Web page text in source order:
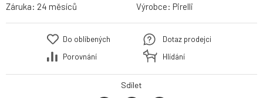
Záruka: 24 měsíců Výrobce: Pirelli
Do oblíbených
Porovnání
Dotaz prodejci
Hlídání
Sdílet